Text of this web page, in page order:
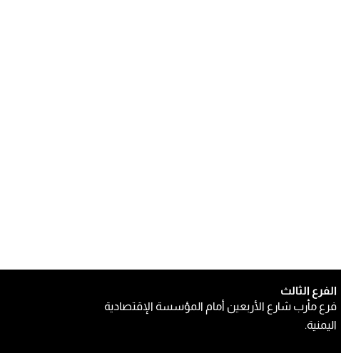
الفرع الثالث
فرع مأرب شارع الأربعين أمام المؤسسة الإقتصادية
اليمنية.